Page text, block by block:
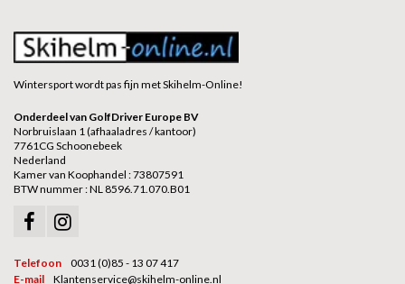
Wintersport wordt pas fijn met Skihelm-Online!
Onderdeel van GolfDriver Europe BV
Norbruislaan 1 (afhaaladres / kantoor)
7761CG Schoonebeek
Nederland
Kamer van Koophandel : 73807591
BTW nummer : NL 8596.71.070.B01
Telefoon
0031 (0)85 - 13 07 417
E-mail
Klantenservice@skihelm-online.nl